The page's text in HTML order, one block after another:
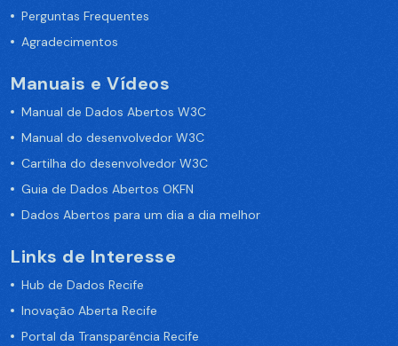
Perguntas Frequentes
Agradecimentos
Manuais e Vídeos
Manual de Dados Abertos W3C
Manual do desenvolvedor W3C
Cartilha do desenvolvedor W3C
Guia de Dados Abertos OKFN
Dados Abertos para um dia a dia melhor
Links de Interesse
Hub de Dados Recife
Inovação Aberta Recife
Portal da Transparência Recife